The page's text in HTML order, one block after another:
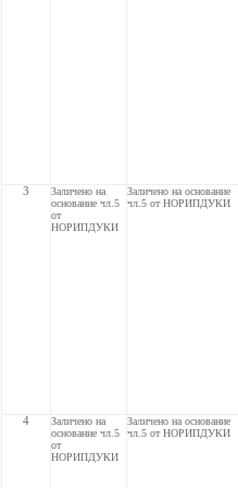
3
Заличено на
основание чл.5
от
НОРИПДУКИ
Заличено на основание
чл.5 от НОРИПДУКИ
4
Заличено на
основание чл.5
от
НОРИПДУКИ
Заличено на основание
чл.5 от НОРИПДУКИ